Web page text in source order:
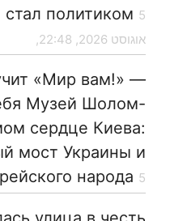
политиком 5
אוגוסט 2026, 22:48,
«Мир вам!» —
Музей Шолом-
сердце Киева:
мост Украины и
народа 5 אוגוסט 2026, 21:55,